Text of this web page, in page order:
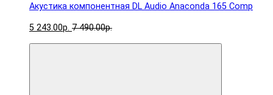
Акустика компонентная DL Audio Anaconda 165 Comp
5 243.00р. 7 490.00р.